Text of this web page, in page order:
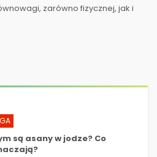
zarówno fizycznej, jak i
są asany w jodze? Co